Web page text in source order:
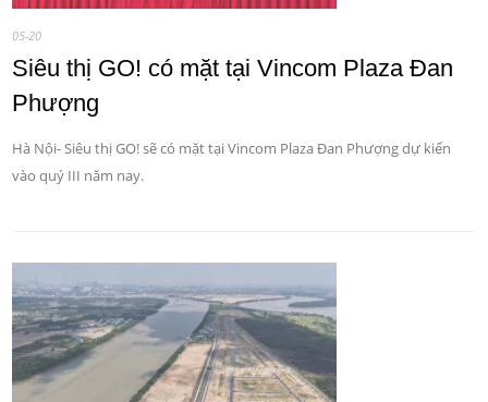
05-20
Siêu thị GO! có mặt tại Vincom Plaza Đan
Phượng
Hà Nội- Siêu thị GO! sẽ có mặt tại Vincom Plaza Đan Phượng dự kiến
vào quý III năm nay.